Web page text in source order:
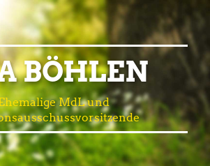
BÖHLEN
MdL und